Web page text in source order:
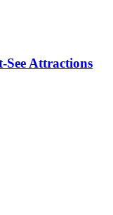
See Attractions